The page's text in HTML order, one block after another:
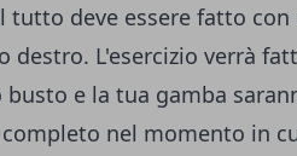
tutto deve essere fatto con
destro. L'esercizio verrà
e la tua gamba
nel momento in